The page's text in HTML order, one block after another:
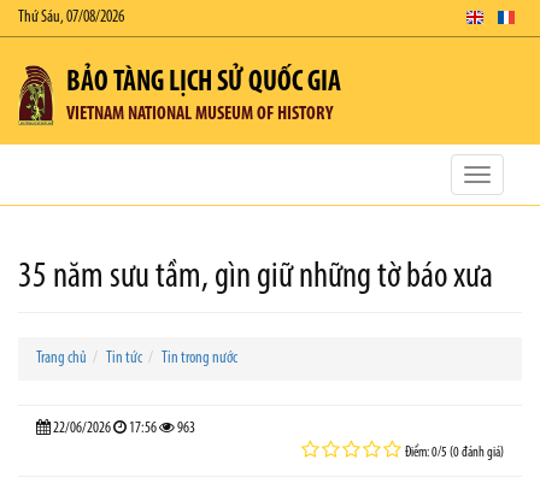
Thứ Sáu, 07/08/2026
BẢO TÀNG LỊCH SỬ QUỐC GIA
VIETNAM NATIONAL MUSEUM OF HISTORY
Toggle
35 năm sưu tầm, gìn giữ những tờ báo xưa
Trang chủ Tin tức Tin trong nước
22/06/2026 17:56 963
Điểm: 0/5 (0 đánh giá)